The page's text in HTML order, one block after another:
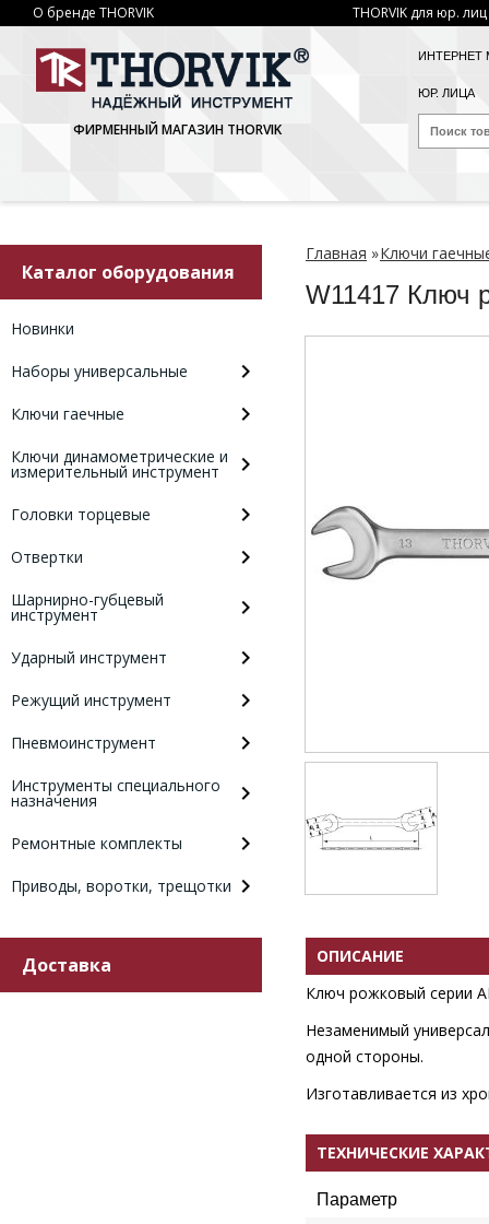
О бренде THORVIK THORVIK для юр. лиц
ФИРМЕННЫЙ МАГАЗИН THORVIK
ИНТЕРНЕТ
ЮР. ЛИЦА
Каталог оборудования
Новинки
Наборы универсальные
Ключи гаечные
Ключи динамометрические и
измерительный инструмент
Головки торцевые
Отвертки
Шарнирно-губцевый
инструмент
Ударный инструмент
Режущий инструмент
Пневмоинструмент
Инструменты специального
назначения
Ремонтные комплекты
Приводы, воротки, трещотки
Доставка
Главная »Ключи
W11417 Ключ
ОПИСАНИЕ
Ключ рожковый серии
Незаменимый
одной стороны.
Изготавливается из
ТЕХНИЧЕСКИЕ
Параметр